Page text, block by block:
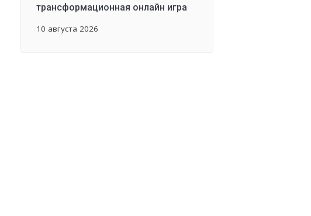
трансформационная онлайн игра
10 августа 2026